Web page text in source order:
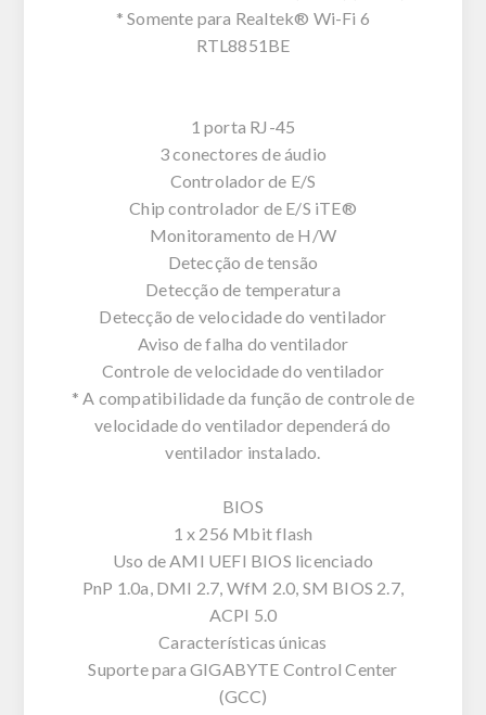
* Somente para Realtek® Wi-Fi 6
RTL8851BE
1 porta RJ-45
3 conectores de áudio
Controlador de E/S
Chip controlador de E/S iTE®
Monitoramento de H/W
Detecção de tensão
Detecção de temperatura
Detecção de velocidade do ventilador
Aviso de falha do ventilador
Controle de velocidade do ventilador
* A compatibilidade da função de controle de
velocidade do ventilador dependerá do
ventilador instalado.
BIOS
1 x 256 Mbit flash
Uso de AMI UEFI BIOS licenciado
PnP 1.0a, DMI 2.7, WfM 2.0, SM BIOS 2.7,
ACPI 5.0
Características únicas
Suporte para GIGABYTE Control Center
(GCC)